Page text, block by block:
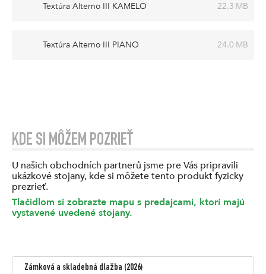
Textúra Alterno III KAMELO 22.3 MB
Textúra Alterno III PIANO 24.0 MB
KDE SI MÔŽEM POZRIEŤ
U našich obchodních partnerů jsme pre Vás pripravili
ukázkové stojany, kde si môžete tento produkt fyzicky
prezrieť.
Tlačidlom si zobrazte mapu s predajcami, ktorí majú
vystavené uvedené stojany.
Zámková a skladebná dlažba (2026)